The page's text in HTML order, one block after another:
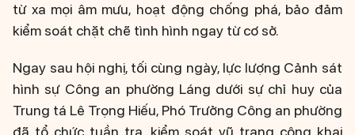
từ xa mọi âm mưu, hoạt động chống phá, bảo đảm
kiểm soát chặt chẽ tình hình ngay từ cơ sở.
Ngay sau hội nghị, tối cùng ngày, lực lượng Cảnh sát
hình sự Công an phường Láng dưới sự chỉ huy của
Trung tá Lê Trọng Hiếu, Phó Trưởng Công an phường